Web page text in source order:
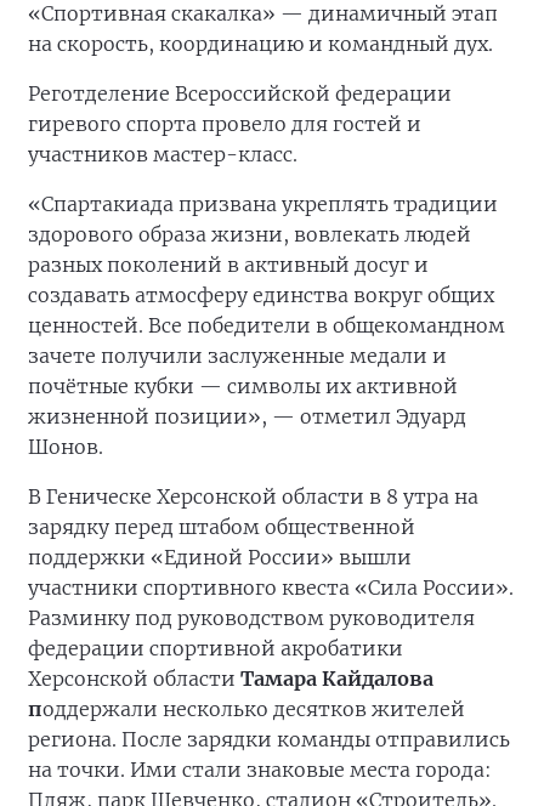
«Спортивная скакалка» — динамичный этап
на скорость, координацию и командный дух.
Реготделение Всероссийской федерации
гиревого спорта провело для гостей и
участников мастер-класс.
«Спартакиада призвана укреплять традиции
здорового образа жизни, вовлекать людей
разных поколений в активный досуг и
создавать атмосферу единства вокруг общих
ценностей. Все победители в общекомандном
зачете получили заслуженные медали и
почётные кубки — символы их активной
жизненной позиции», — отметил Эдуард
Шонов.
В Геническе Херсонской области в 8 утра на
зарядку перед штабом общественной
поддержки «Единой России» вышли
участники спортивного квеста «Сила России».
Разминку под руководством руководителя
федерации спортивной акробатики
Херсонской области Тамара Кайдалова
поддержали несколько десятков жителей
региона. После зарядки команды отправились
на точки. Ими стали знаковые места города:
Пляж, парк Шевченко, стадион «Строитель».